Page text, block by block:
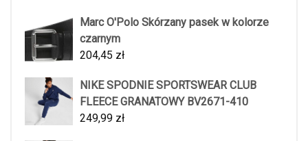
Marc O'Polo Skórzany pasek w kolorze
czarnym
204,45 zł
NIKE SPODNIE SPORTSWEAR CLUB
FLEECE GRANATOWY BV2671-410
249,99 zł